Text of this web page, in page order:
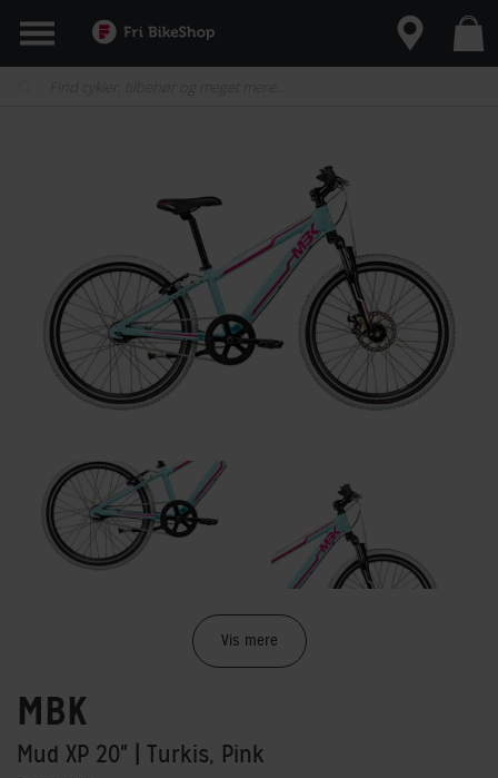
Vis mere
MBK
Mud XP 20" | Turkis, Pink